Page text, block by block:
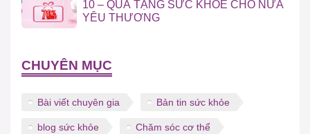
10 – QUÀ TẶNG SỨC KHỎE CHO NỬA
YÊU THƯƠNG
CHUYÊN MỤC
Bài viết chuyên gia Bản tin sức khỏe
blog sức khỏe Chăm sóc cơ thể